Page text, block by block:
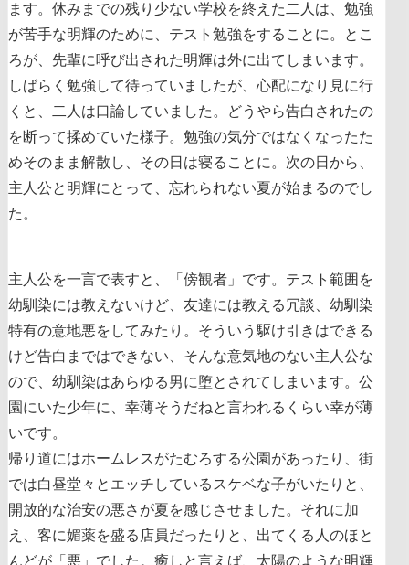
ます。休みまでの残り少ない学校を終えた二人は、勉強
が苦手な明輝のために、テスト勉強をすることに。とこ
ろが、先輩に呼び出された明輝は外に出てしまいます。
しばらく勉強して待っていましたが、心配になり見に行
くと、二人は口論していました。どうやら告白されたの
を断って揉めていた様子。勉強の気分ではなくなったた
めそのまま解散し、その日は寝ることに。次の日から、
主人公と明輝にとって、忘れられない夏が始まるのでし
た。
主人公を一言で表すと、「傍観者」です。テスト範囲を
幼馴染には教えないけど、友達には教える冗談、幼馴染
特有の意地悪をしてみたり。そういう駆け引きはできる
けど告白まではできない、そんな意気地のない主人公な
ので、幼馴染はあらゆる男に堕とされてしまいます。公
園にいた少年に、幸薄そうだねと言われるくらい幸が薄
いです。
帰り道にはホームレスがたむろする公園があったり、街
では白昼堂々とエッチしているスケベな子がいたりと、
開放的な治安の悪さが夏を感じさせました。それに加
え、客に媚薬を盛る店員だったりと、出てくる人のほと
んどが「悪」でした。癒しと言えば、太陽のような明輝